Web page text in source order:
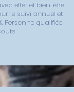
effet et bien-être
le suivi annuel et
Personne qualifiée